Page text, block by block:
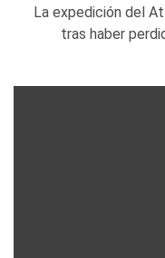
La expedición del
tras haber